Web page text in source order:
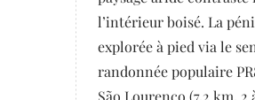
l’intérieur boisé. La
explorée à pied via le
randonnée populaire
São Lourenço (7,2 km, 2